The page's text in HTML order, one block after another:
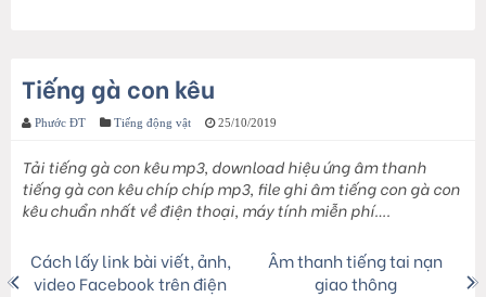
Tiếng gà con kêu
Phước ĐT Tiếng động vật 25/10/2019
Tải tiếng gà con kêu mp3, download hiệu ứng âm thanh
tiếng gà con kêu chíp chíp mp3, file ghi âm tiếng con gà con
kêu chuẩn nhất về điện thoại, máy tính miễn phí….
Âm thanh tiếng tai nạn
giao thông
Cách lấy link bài viết, ảnh,
video Facebook trên điện